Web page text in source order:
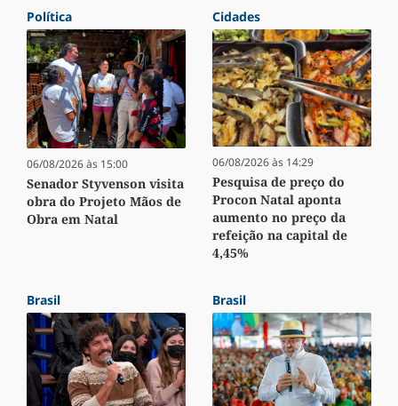
Política
06/08/2026 às 15:00
Senador Styvenson visita
obra do Projeto Mãos de
Obra em Natal
Cidades
06/08/2026 às 14:29
Pesquisa de preço do
Procon Natal aponta
aumento no preço da
refeição na capital de
4,45%
Brasil Brasil